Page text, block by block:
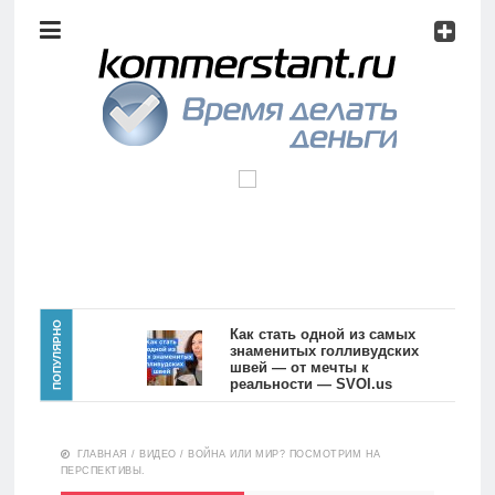
анализ
Видео
Сделано
Главная
Новости
Аналитика
ПОПУЛЯРНО
Как стать одной из самых
знаменитых голливудских
швей — от мечты к
реальности — SVOI.us
10551
ГЛАВНАЯ / ВИДЕО / ВОЙНА ИЛИ МИР? ПОСМОТРИМ НА
ПЕРСПЕКТИВЫ.